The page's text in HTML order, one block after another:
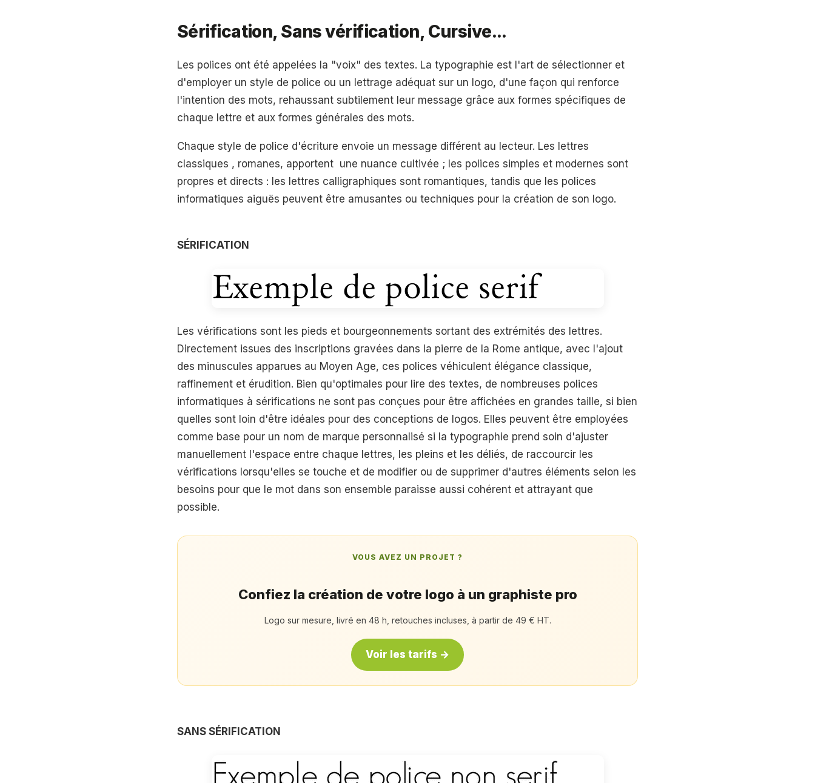
Sérification, Sans vérification, Cursive...
Les polices ont été appelées la "voix" des textes. La typographie est l'art de sélectionner et
d'employer un style de police ou un lettrage adéquat sur un logo, d'une façon qui renforce
l'intention des mots, rehaussant subtilement leur message grâce aux formes spécifiques de
chaque lettre et aux formes générales des mots.
Chaque style de police d'écriture envoie un message différent au lecteur. Les lettres
classiques , romanes, apportent une nuance cultivée ; les polices simples et modernes sont
propres et directs : les lettres calligraphiques sont romantiques, tandis que les polices
informatiques aiguës peuvent être amusantes ou techniques pour la création de son logo.
SÉRIFICATION
Les vérifications sont les pieds et bourgeonnements sortant des extrémités des lettres.
Directement issues des inscriptions gravées dans la pierre de la Rome antique, avec l'ajout
des minuscules apparues au Moyen Age, ces polices véhiculent élégance classique,
raffinement et érudition. Bien qu'optimales pour lire des textes, de nombreuses polices
informatiques à sérifications ne sont pas conçues pour être affichées en grandes taille, si bien
quelles sont loin d'être idéales pour des conceptions de logos. Elles peuvent être employées
comme base pour un nom de marque personnalisé si la typographie prend soin d'ajuster
manuellement l'espace entre chaque lettres, les pleins et les déliés, de raccourcir les
vérifications lorsqu'elles se touche et de modifier ou de supprimer d'autres éléments selon les
besoins pour que le mot dans son ensemble paraisse aussi cohérent et attrayant que
possible.
VOUS AVEZ UN PROJET ?
Confiez la création de votre logo à un graphiste pro
Logo sur mesure, livré en 48 h, retouches incluses, à partir de 49 € HT.
Voir les tarifs →
SANS SÉRIFICATION